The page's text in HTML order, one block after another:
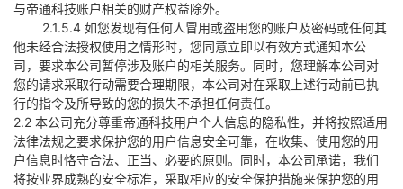
与帝通科技账户相关的财产权益除外。
2.1.5.4 如您发现有任何人冒用或盗用您的账户及密码或任何其
他未经合法授权使用之情形时，您同意立即以有效方式通知本公
司，要求本公司暂停涉及账户的相关服务。同时，您理解本公司对
您的请求采取行动需要合理期限，本公司对在采取上述行动前已执
行的指令及所导致的您的损失不承担任何责任。
2.2 本公司充分尊重帝通科技用户个人信息的隐私性，并将按照适用
法律法规之要求保护您的用户信息安全可靠，在收集、使用您的用
户信息时恪守合法、正当、必要的原则。同时，本公司承诺，我们
将按业界成熟的安全标准，采取相应的安全保护措施来保护您的用